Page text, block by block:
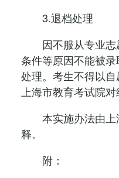
3.退档处理
因不服从专业
条件等原因不能被
处理。考生不得以自
上海市教育考试院
本实施办法由
释。
附：